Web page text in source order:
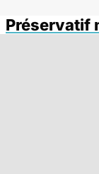
Préservatif